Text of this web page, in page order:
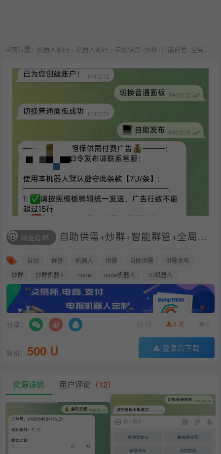
当前位置： 机器人源码 > 机器人源码 > 自助供需+炒群+智能群管+全局广播四合一机器人-多功能版本
网友投稿 自助供需+炒群+智能群管+全局广播四合一机器人-多功能版本
自动 群管 机器人 供需 自助供需
供需发布
炒群
炒群机器人 node node机器人 TG机器人
分享： 0
0 次
12
售价： 500 U 登录后下载
资源详情 用户评论 （12）